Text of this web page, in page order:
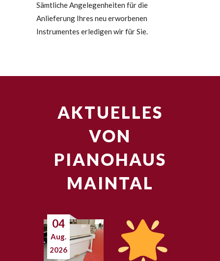
Sämtliche Angelegenheiten für die
Anlieferung Ihres neu erworbenen
Instrumentes erledigen wir für Sie.
AKTUELLES
VON
PIANOHAUS
MAINTAL
04
Aug.
2026